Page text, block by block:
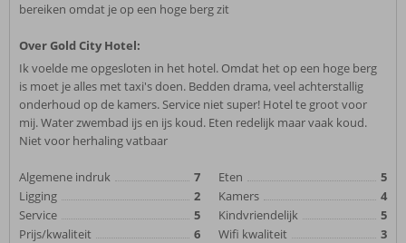
bereiken omdat je op een hoge berg zit
Over Gold City Hotel:
Ik voelde me opgesloten in het hotel. Omdat het op een hoge berg
is moet je alles met taxi's doen. Bedden drama, veel achterstallig
onderhoud op de kamers. Service niet super! Hotel te groot voor
mij. Water zwembad ijs en ijs koud. Eten redelijk maar vaak koud.
Niet voor herhaling vatbaar
Algemene indruk
7
Ligging
2
Service
5
Prijs/kwaliteit
6
Eten
5
Kamers
4
Kindvriendelijk
5
Wifi kwaliteit
3